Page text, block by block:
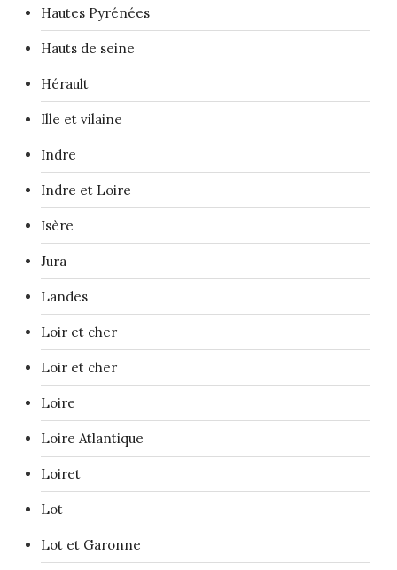
Hautes Pyrénées
Hauts de seine
Hérault
Ille et vilaine
Indre
Indre et Loire
Isère
Jura
Landes
Loir et cher
Loir et cher
Loire
Loire Atlantique
Loiret
Lot
Lot et Garonne